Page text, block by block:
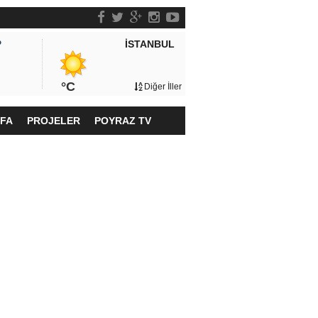
İSTANBUL
°C Diğer İller
PROJELER POYRAZ TV